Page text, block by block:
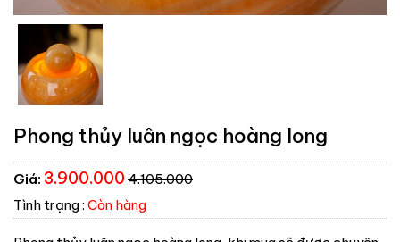
Phong thủy luân ngọc hoàng long
Giá: 3.900.000 4.105.000
Tình trạng : Còn hàng